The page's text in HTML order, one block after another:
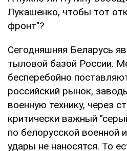
Лукашенко, чтобы тот
фронт"?
Сегодняшняя Беларусь
тыловой базой России.
бесперебойно
российский рынок,
военную технику, через
критически важный
по белорусской военной
удары не наносятся. То